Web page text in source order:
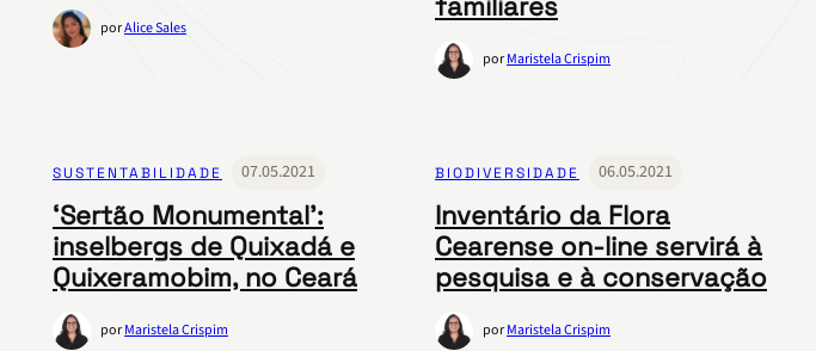
porAlice Sales
porMaristela Crispim
SUSTENTABILIDADE 07.05.2021
‘Sertão Monumental’:
inselbergs de Quixadá e
Quixeramobim, no Ceará
porMaristela Crispim
BIODIVERSIDADE 06.05.2021
Inventário da Flora
Cearense on-line servirá à
pesquisa e à conservação
porMaristela Crispim